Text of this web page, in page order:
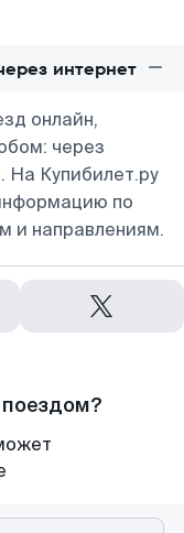
интернет
онлайн,
через
На Купибилет.ру
по
и направлениям.